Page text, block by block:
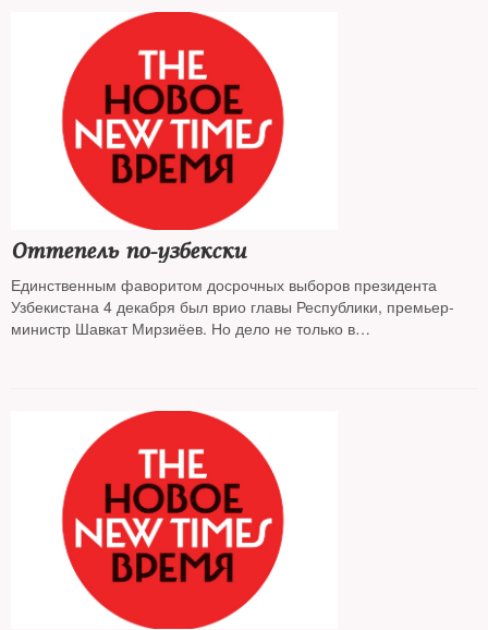
Оттепель по-узбекски
Единственным фаворитом досрочных выборов президента
Узбекистана 4 декабря был врио главы Республики, премьер-
министр Шавкат Мирзиёев. Но дело не только в
местами даже переходящих в эйфорию